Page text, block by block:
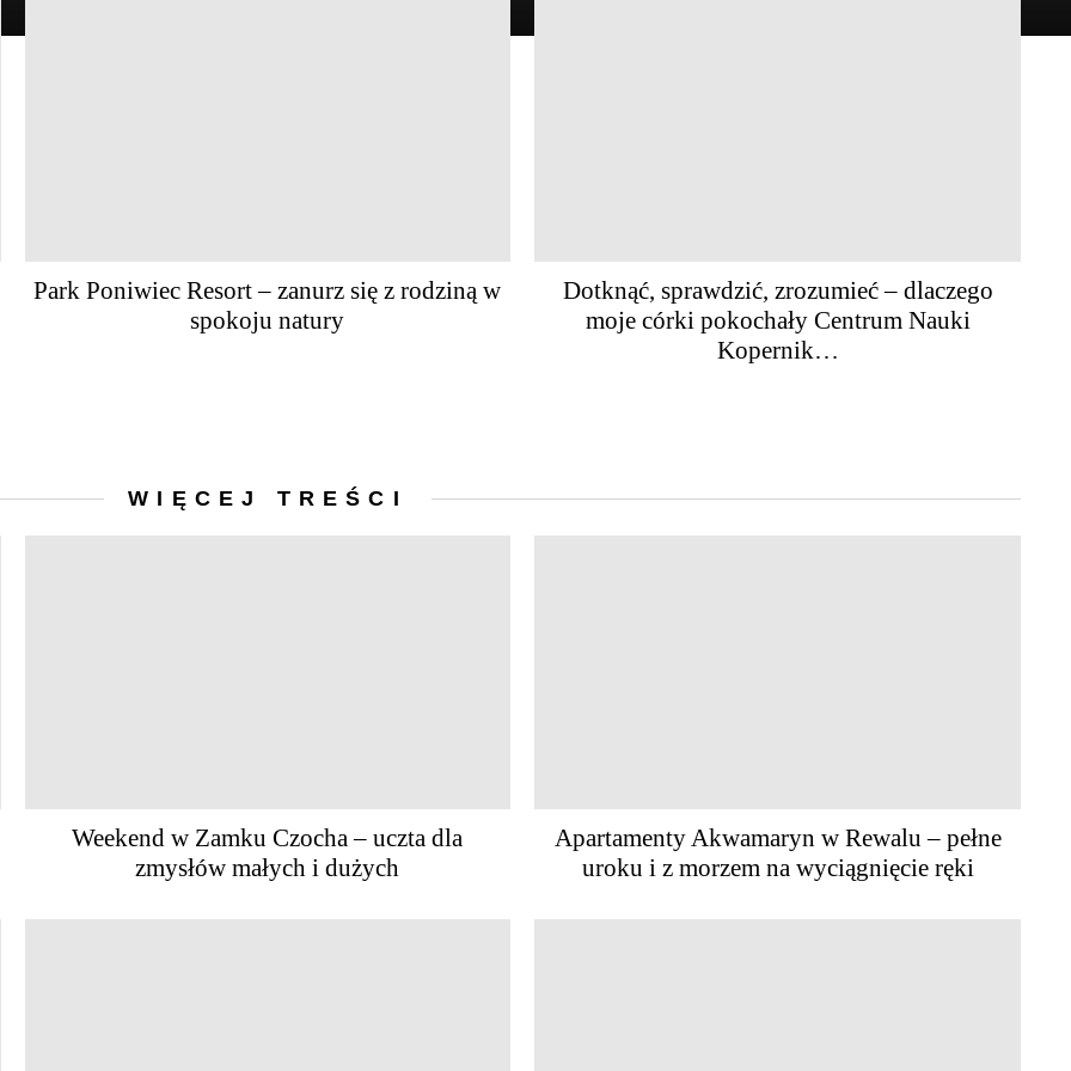
Park Poniwiec Resort – zanurz się z rodziną w
spokoju natury
Dotknąć, sprawdzić, zrozumieć – dlaczego
moje córki pokochały Centrum Nauki
Kopernik…
WIĘCEJ TREŚCI
Weekend w Zamku Czocha – uczta dla
zmysłów małych i dużych
Apartamenty Akwamaryn w Rewalu – pełne
uroku i z morzem na wyciągnięcie ręki